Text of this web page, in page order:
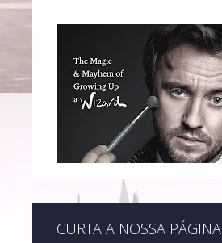
CURTA A NOSSA PÁGINA